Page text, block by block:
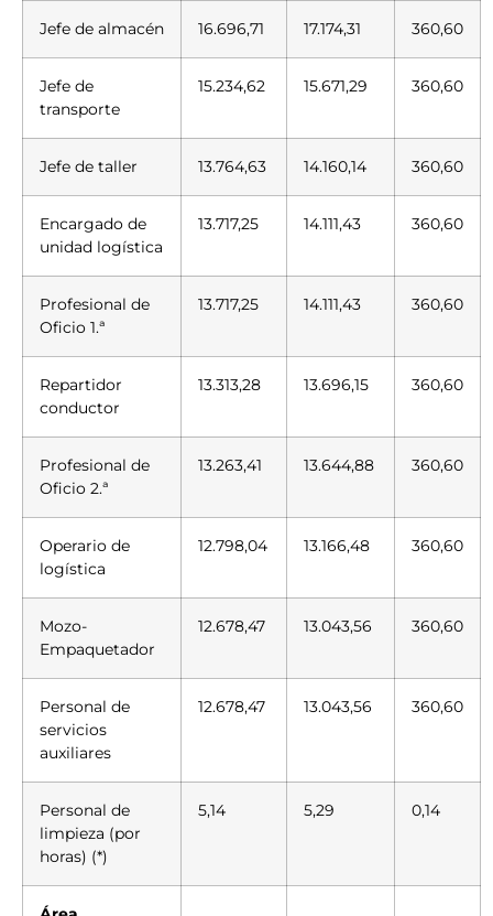
Jefe de almacén 16.696,71 17.174,31 360,60
Jefe de
transporte
15.234,62 15.671,29 360,60
Jefe de taller 13.764,63 14.160,14 360,60
Encargado de
unidad logística
13.717,25 14.111,43 360,60
Profesional de
Oficio 1.ª
13.717,25 14.111,43 360,60
Repartidor
conductor
13.313,28 13.696,15 360,60
Profesional de
Oficio 2.ª
13.263,41 13.644,88 360,60
Operario de
logística
12.798,04 13.166,48 360,60
Mozo-
Empaquetador
12.678,47 13.043,56 360,60
Personal de
servicios
auxiliares
12.678,47 13.043,56 360,60
Personal de
limpieza (por
horas) (*)
5,14 5,29 0,14